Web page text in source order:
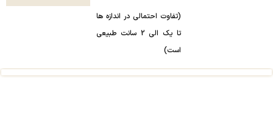
(تفاوت احتمالی در اندازه ها
تا یک الی 2 سانت طبیعی
است)